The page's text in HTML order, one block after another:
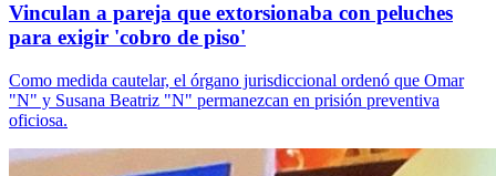
Vinculan a pareja que extorsionaba con peluches
para exigir 'cobro de piso'
Como medida cautelar, el órgano jurisdiccional ordenó que Omar
"N" y Susana Beatriz "N" permanezcan en prisión preventiva
oficiosa.